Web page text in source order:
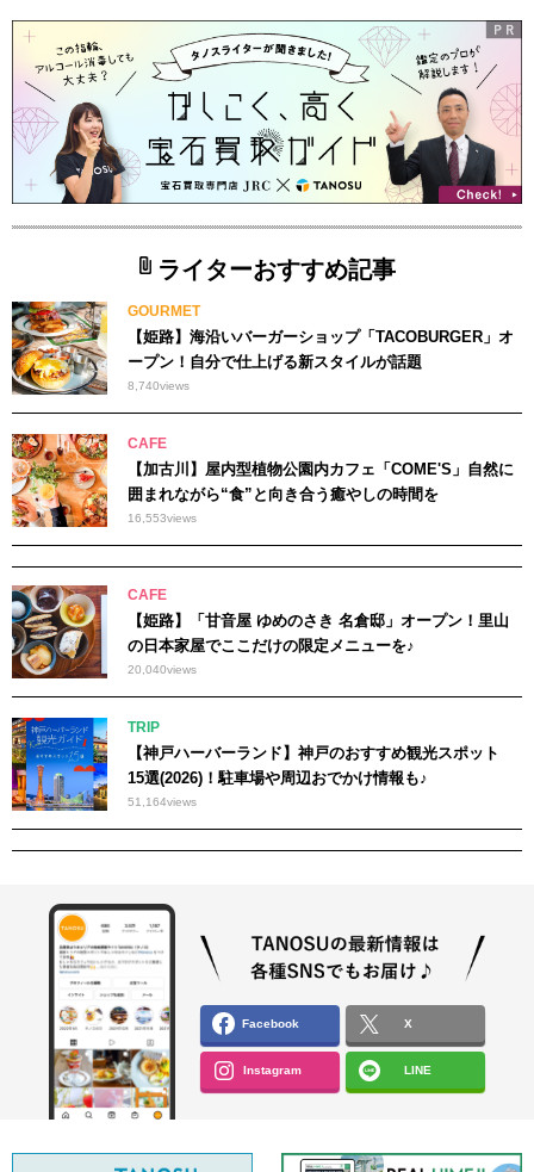
ライターおすすめ記事
GOURMET
【姫路】海沿いバーガーショップ「TACOBURGER」オ
ープン！自分で仕上げる新スタイルが話題
8,740views
CAFE
【加古川】屋内型植物公園内カフェ「COME'S」自然に
囲まれながら“食”と向き合う癒やしの時間を
16,553views
CAFE
【姫路】「甘音屋 ゆめのさき 名倉邸」オープン！里山
の日本家屋でここだけの限定メニューを♪
20,040views
TRIP
【神戸ハーバーランド】神戸のおすすめ観光スポット
15選(2026)！駐車場や周辺おでかけ情報も♪
51,164views
Facebook X
Instagram LINE